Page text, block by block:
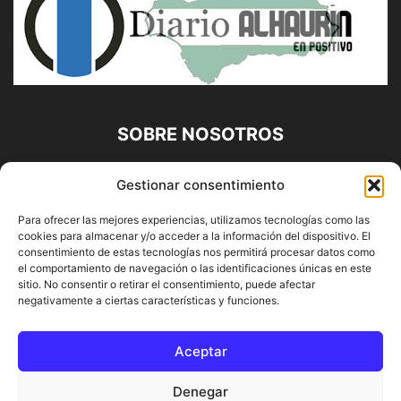
Gestionar consentimiento
Para ofrecer las mejores experiencias, utilizamos tecnologías como las
cookies para almacenar y/o acceder a la información del dispositivo. El
consentimiento de estas tecnologías nos permitirá procesar datos como
el comportamiento de navegación o las identificaciones únicas en este
sitio. No consentir o retirar el consentimiento, puede afectar
negativamente a ciertas características y funciones.
Aceptar
Denegar
SOBRE NOSOTROS
Diario Alhaurín (www.alhaurindelatorre.com) Propiedad de
Francisco E. López López | 639 95 71 95 | Noticias de
Alhaurín de la Torre, Málaga y Provincia|
Contáctanos:info@alhaurindelatorre.com
SÍGUENOS